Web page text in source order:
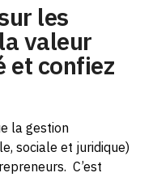
les
valeur
et confiez
la gestion
sociale et juridique)
C’est